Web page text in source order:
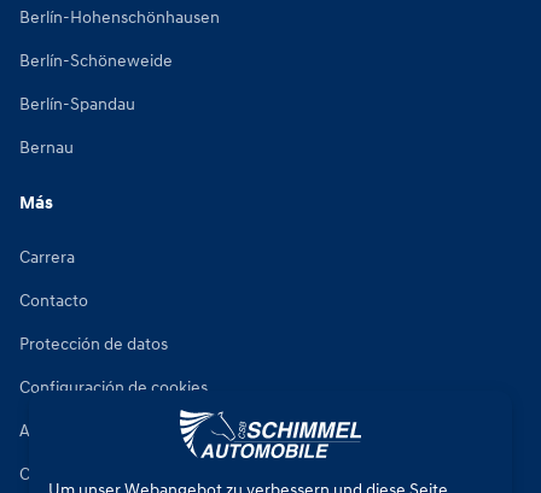
Berlín-Hohenschönhausen
Berlín-Schöneweide
Berlín-Spandau
Bernau
Más
Carrera
Contacto
Protección de datos
Configuración de cookies
Aviso legal
Condiciones de reparación de vehículos
Um unser Webangebot zu verbessern und diese Seite